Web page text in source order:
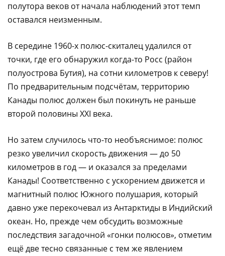
полутора веков от начала наблюдений этот темп
оставался неизменным.
В середине 1960-х полюс-скиталец удалился от
точки, где его обнаружил когда-то Росс (район
полуострова Бутия), на сотни километров к северу!
По предварительным подсчётам, территорию
Канады полюс должен был покинуть не раньше
второй половины XXI века.
Но затем случилось что-то необъяснимое: полюс
резко увеличил скорость движения — до 50
километров в год — и оказался за пределами
Канады! Соответственно с ускорением движется и
магнитный полюс Южного полушария, который
давно уже перекочевал из Антарктиды в Индийский
океан. Но, прежде чем обсудить возможные
последствия загадочной «гонки полюсов», отметим
ещё две тесно связанные с тем же явлением